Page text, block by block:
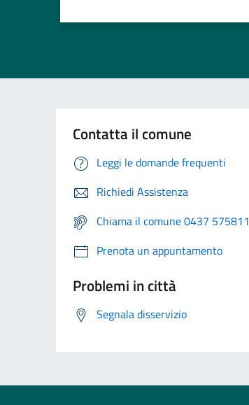
Contatta il comune
Leggi le domande frequenti
Richiedi Assistenza
Chiama il comune 0437 575811
Prenota un appuntamento
Problemi in città
Segnala disservizio